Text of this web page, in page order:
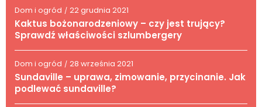
Dom i ogród / 22 grudnia 2021
Kaktus bożonarodzeniowy – czy jest trujący?
Sprawdź właściwości szlumbergery
Dom i ogród / 28 września 2021
Sundaville – uprawa, zimowanie, przycinanie. Jak
podlewać sundaville?